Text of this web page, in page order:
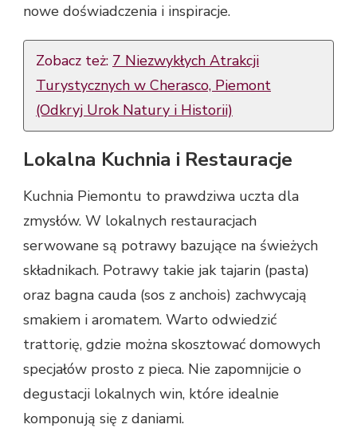
nowe doświadczenia i inspiracje.
Zobacz też: 7 Niezwykłych Atrakcji
Turystycznych w Cherasco, Piemont
(Odkryj Urok Natury i Historii)
Lokalna Kuchnia i Restauracje
Kuchnia Piemontu to prawdziwa uczta dla
zmysłów. W lokalnych restauracjach
serwowane są potrawy bazujące na świeżych
składnikach. Potrawy takie jak tajarin (pasta)
oraz bagna cauda (sos z anchois) zachwycają
smakiem i aromatem. Warto odwiedzić
trattorię, gdzie można skosztować domowych
specjałów prosto z pieca. Nie zapomnijcie o
degustacji lokalnych win, które idealnie
komponują się z daniami.